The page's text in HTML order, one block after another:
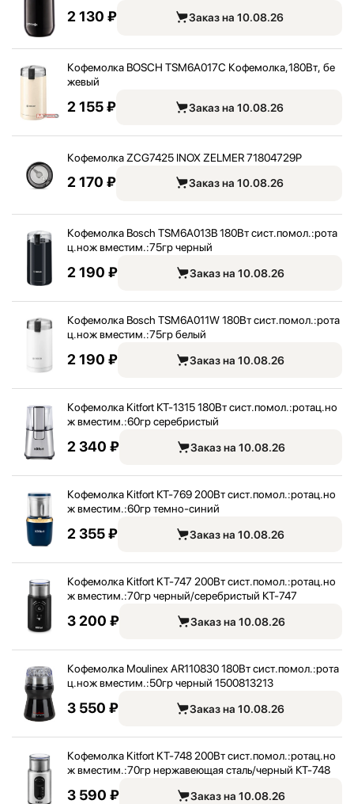
2 130 ₽ Заказ на 10.08.26
Кофемолка BOSCH TSM6A017C Кофемолка,180Вт, бе
жевый
2 155 ₽ Заказ на 10.08.26
Кофемолка ZCG7425 INOX ZELMER 71804729P
2 170 ₽ Заказ на 10.08.26
Кофемолка Bosch TSM6A013B 180Вт сист.помол.:рота
ц.нож вместим.:75гр черный
2 190 ₽ Заказ на 10.08.26
Кофемолка Bosch TSM6A011W 180Вт сист.помол.:рота
ц.нож вместим.:75гр белый
2 190 ₽ Заказ на 10.08.26
Кофемолка Kitfort КТ-1315 180Вт сист.помол.:ротац.но
ж вместим.:60гр серебристый
2 340 ₽ Заказ на 10.08.26
Кофемолка Kitfort КТ-769 200Вт сист.помол.:ротац.но
ж вместим.:60гр темно-синий
2 355 ₽ Заказ на 10.08.26
Кофемолка Kitfort KT-747 200Вт сист.помол.:ротац.но
ж вместим.:70гр черный/серебристый КТ-747
3 200 ₽ Заказ на 10.08.26
Кофемолка Moulinex AR110830 180Вт сист.помол.:рота
ц.нож вместим.:50гр черный 1500813213
3 550 ₽ Заказ на 10.08.26
Кофемолка Kitfort KT-748 200Вт сист.помол.:ротац.но
ж вместим.:70гр нержавеющая сталь/черный КТ-748
3 590 ₽ Заказ на 10.08.26